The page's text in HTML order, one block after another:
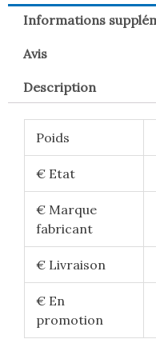
Informations
Avis
Description
Poids
€ Etat
€ Marque
fabricant
€ Livraison
€ En
promotion